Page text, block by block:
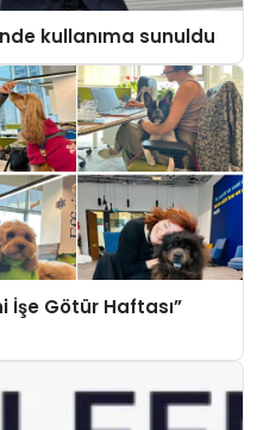
kullanıma sunuldu
İşe Götür Haftası”